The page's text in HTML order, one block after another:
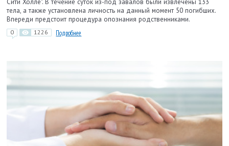
тела, а также установлена личность на данный момент 50 погибших.
Впереди предстоит процедура опознания родственниками.
0 1226 Подробнее